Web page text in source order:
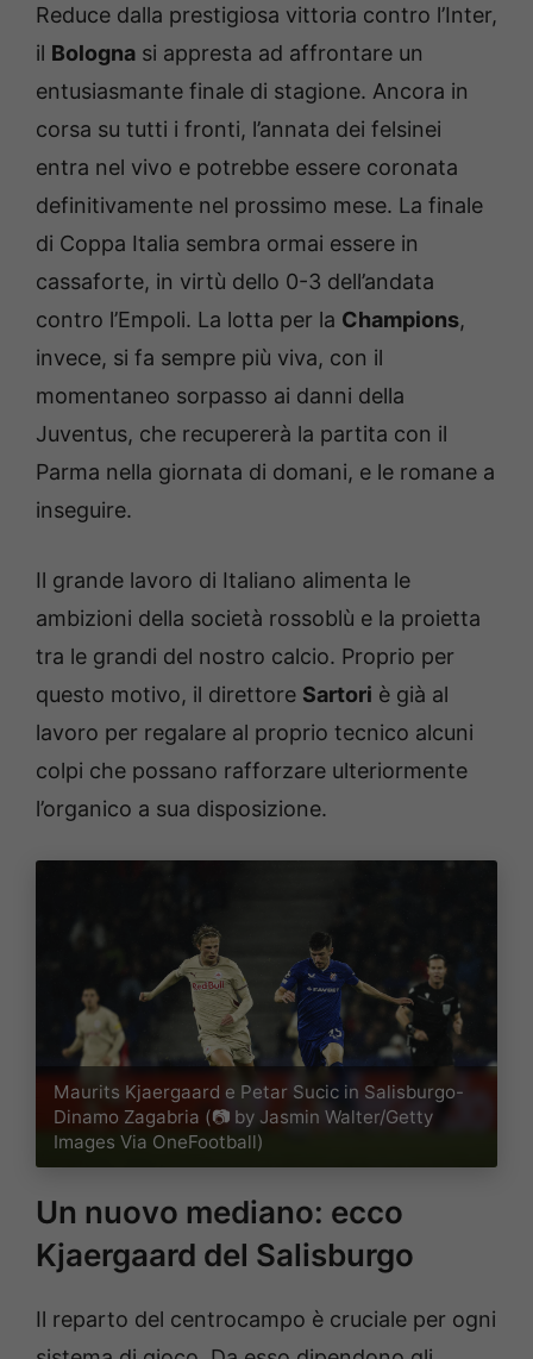
Reduce dalla prestigiosa vittoria contro l’Inter,
il Bologna si appresta ad affrontare un
entusiasmante finale di stagione. Ancora in
corsa su tutti i fronti, l’annata dei felsinei
entra nel vivo e potrebbe essere coronata
definitivamente nel prossimo mese. La finale
di Coppa Italia sembra ormai essere in
cassaforte, in virtù dello 0-3 dell’andata
contro l’Empoli. La lotta per la Champions,
invece, si fa sempre più viva, con il
momentaneo sorpasso ai danni della
Juventus, che recupererà la partita con il
Parma nella giornata di domani, e le romane a
inseguire.
Il grande lavoro di Italiano alimenta le
ambizioni della società rossoblù e la proietta
tra le grandi del nostro calcio. Proprio per
questo motivo, il direttore Sartori è già al
lavoro per regalare al proprio tecnico alcuni
colpi che possano rafforzare ulteriormente
l’organico a sua disposizione.
Maurits Kjaergaard e Petar Sucic in Salisburgo-
Dinamo Zagabria (📷 by Jasmin Walter/Getty
Images Via OneFootball)
Un nuovo mediano: ecco
Kjaergaard del Salisburgo
Il reparto del centrocampo è cruciale per ogni